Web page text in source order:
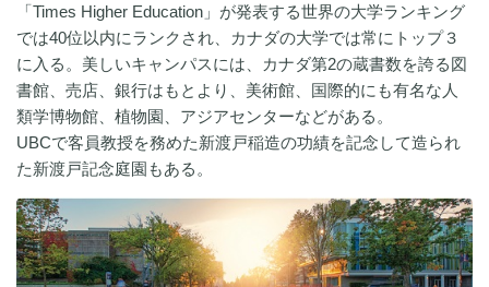
「Times Higher Education」が発表する世界の大学ランキング
では40位以内にランクされ、カナダの大学では常にトップ３
に入る。美しいキャンパスには、カナダ第2の蔵書数を誇る図
書館、売店、銀行はもとより、美術館、国際的にも有名な人
類学博物館、植物園、アジアセンターなどがある。
UBCで客員教授を務めた新渡戸稲造の功績を記念して造られ
た新渡戸記念庭園もある。